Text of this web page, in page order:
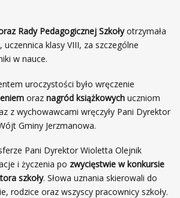
Rady Pedagogicznej Szkołyotrzymała
, uczennica klasy VIII, za szczególne
w nauce.
uroczystości było wręczenie
oraz nagród książkowych uczniom
z wychowawcami wręczyły Pani Dyrektor
Gminy Jerzmanowa.
Pani Dyrektor Wioletta Olejnik
i życzenia po zwycięstwie w konkursie
szkoły. Słowa uznania skierowali do
rodzice oraz wszyscy pracownicy szkoły.